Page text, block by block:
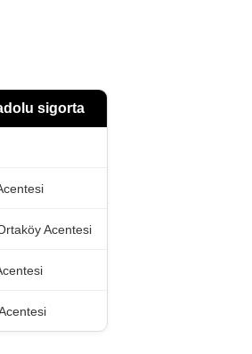
sigorta
Acentesi